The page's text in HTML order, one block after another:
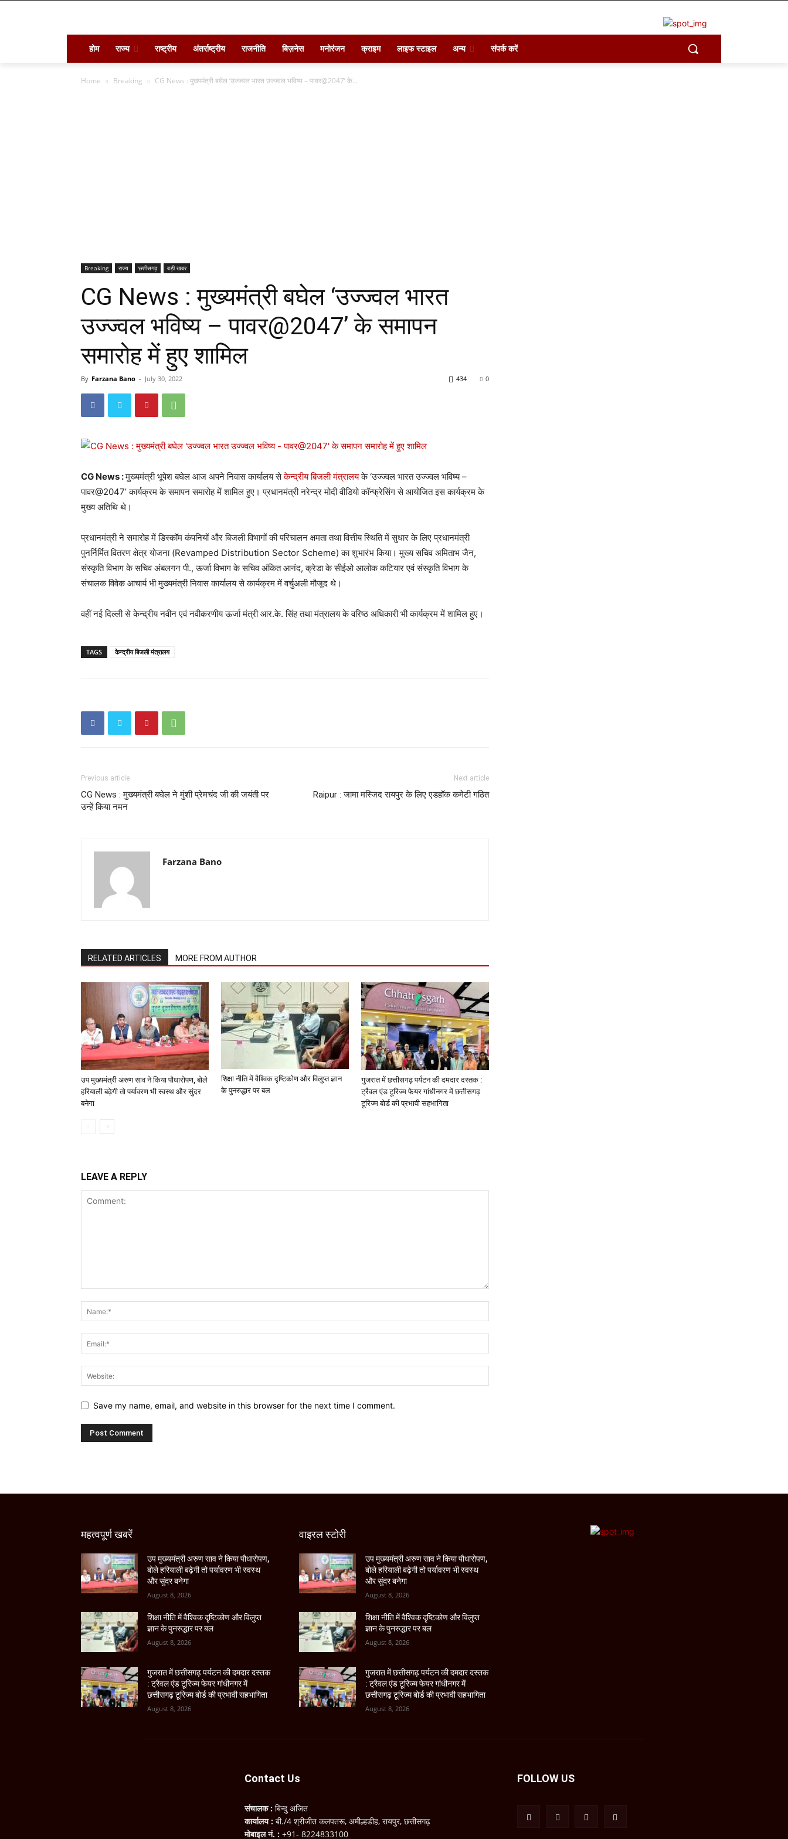
होम राज्य राष्ट्रीय अंतर्राष्ट्रीय राजनीति बिज़नेस मनोरंजन क्राइम लाइफ स्टाइल अन्य संपर्क करें
Home Breaking CG News : मुख्यमंत्री बघेल ‘उज्ज्वल भारत उज्ज्वल भविष्य – पावर@2047’ के...
Breaking राज्य छत्तीसगढ़ बड़ी खबर
CG News : मुख्यमंत्री बघेल ‘उज्ज्वल भारत
उज्ज्वल भविष्य – पावर@2047’ के समापन
समारोह में हुए शामिल
By Farzana Bano - July 30, 2022 0
434
CG News :मुख्यमंत्री भूपेश बघेल आज अपने निवास कार्यालय सेकेन्द्रीय बिजली मंत्रालयके ‘उज्ज्वल भारत उज्ज्वल भविष्य –
पावर@2047’ कार्यक्रम के समापन समारोह में शामिल हुए। प्रधानमंत्री नरेन्द्र मोदी वीडियो कॉन्फ्रेसिंग से आयोजित इस कार्यक्रम के
मुख्य अतिथि थे।
प्रधानमंत्री ने समारोह में डिस्कॉम कंपनियों और बिजली विभागों की परिचालन क्षमता तथा वित्तीय स्थिति में सुधार के लिए प्रधानमंत्री
पुनर्निर्मित वितरण क्षेत्र योजना (Revamped Distribution Sector Scheme) का शुभारंभ किया। मुख्य सचिव अमिताभ जैन,
संस्कृति विभाग के सचिव अंबलगन पी., ऊर्जा विभाग के सचिव अंकित आनंद, क्रेडा के सीईओ आलोक कटियार एवं संस्कृति विभाग के
संचालक विवेक आचार्य भी मुख्यमंत्री निवास कार्यालय से कार्यक्रम में वर्चुअली मौजूद थे।
वहीं नई दिल्ली से केन्द्रीय नवीन एवं नवीकरणीय ऊर्जा मंत्री आर.के. सिंह तथा मंत्रालय के वरिष्ठ अधिकारी भी कार्यक्रम में शामिल हुए।
TAGS केन्द्रीय बिजली मंत्रालय
Previous article
CG News : मुख्यमंत्री बघेल ने मुंशी प्रेमचंद जी की जयंती पर
उन्हें किया नमन
Next article
Raipur : जामा मस्जिद रायपुर के लिए एडहॉक कमेटी गठित
Farzana Bano
RELATED ARTICLES MORE FROM AUTHOR
उप मुख्यमंत्री अरुण साव ने किया पौधारोपण, बोले
हरियाली बढ़ेगी तो पर्यावरण भी स्वस्थ और सुंदर
बनेगा
शिक्षा नीति में वैश्विक दृष्टिकोण और विलुप्त ज्ञान
के पुनरुद्धार पर बल
गुजरात में छत्तीसगढ़ पर्यटन की दमदार दस्तक :
ट्रैवल एंड टूरिज्म फेयर गांधीनगर में छत्तीसगढ़
टूरिज्म बोर्ड की प्रभावी सहभागिता
LEAVE A REPLY
Save my name, email, and website in this browser for the next time I comment.
महत्वपूर्ण खबरें
उप मुख्यमंत्री अरुण साव ने किया पौधारोपण,
बोले हरियाली बढ़ेगी तो पर्यावरण भी स्वस्थ
और सुंदर बनेगा
August 8, 2026
शिक्षा नीति में वैश्विक दृष्टिकोण और विलुप्त
ज्ञान के पुनरुद्धार पर बल
August 8, 2026
गुजरात में छत्तीसगढ़ पर्यटन की दमदार दस्तक
: ट्रैवल एंड टूरिज्म फेयर गांधीनगर में
छत्तीसगढ़ टूरिज्म बोर्ड की प्रभावी सहभागिता
August 8, 2026
वाइरल स्टोरी
उप मुख्यमंत्री अरुण साव ने किया पौधारोपण,
बोले हरियाली बढ़ेगी तो पर्यावरण भी स्वस्थ
और सुंदर बनेगा
August 8, 2026
शिक्षा नीति में वैश्विक दृष्टिकोण और विलुप्त
ज्ञान के पुनरुद्धार पर बल
August 8, 2026
गुजरात में छत्तीसगढ़ पर्यटन की दमदार दस्तक
: ट्रैवल एंड टूरिज्म फेयर गांधीनगर में
छत्तीसगढ़ टूरिज्म बोर्ड की प्रभावी सहभागिता
August 8, 2026
Contact Us
संचालक : बिन्दु अजित
कार्यालय : बी./4 श्रीजीत कलपतरू, अमील्हडीह, रायपुर, छत्तीसगढ़
मोबाइल नं. : +91- 8224833100
FOLLOW US